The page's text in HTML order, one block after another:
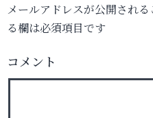
メールアドレスが公開される
る欄は必須項目です
コメント